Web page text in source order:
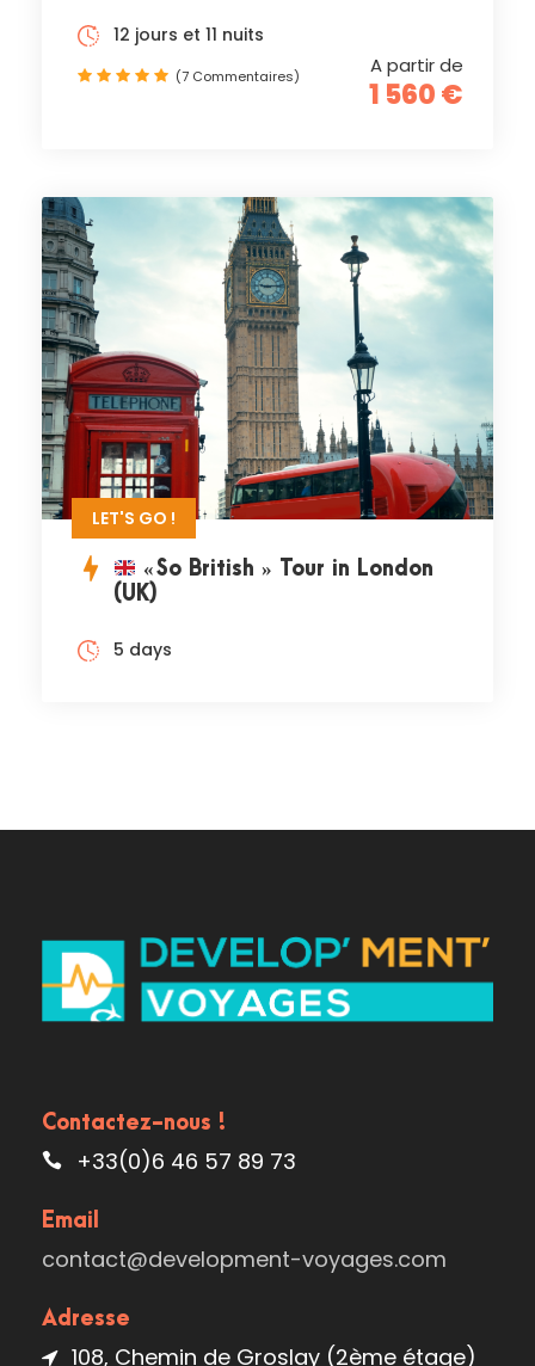
A partir de
1 560 €
12 jours et 11 nuits
(7 Commentaires)
LET'S GO !
« So British » Tour in London
(UK)
5 days
Contactez-nous !
+33(0)6 46 57 89 73
Email
contact@development-voyages.com
Adresse
108, Chemin de Groslay (2ème étage)